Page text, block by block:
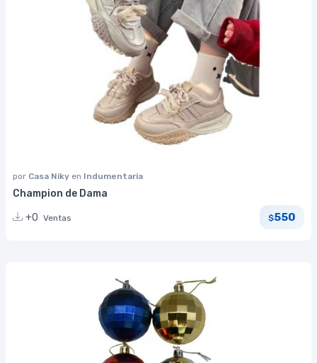
por Casa Niky en Indumentaria
Champion de Dama
+0 Ventas $550